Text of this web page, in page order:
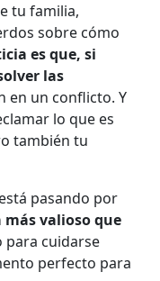
tu familia,
sobre cómo
es que, si
las
en un conflicto. Y
lo que es
también tu
pasando por
valioso que
para cuidarse
perfecto para